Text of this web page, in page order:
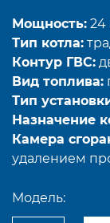
Мощность: 24
Тип котла:
Контур ГВС:
Вид топлива:
Тип
Назначение
Камера
удалением
Модель: